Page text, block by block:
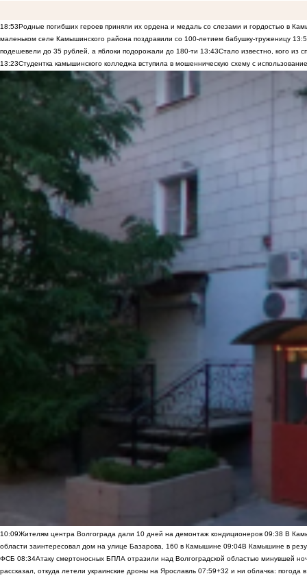
18:53Родные погибших героев приняли их ордена и медаль со слезами и гордостью в
маленьком селе Камышинского района поздравили со 100-летием бабушку-труженицу
подешевели до 35 рублей, а яблоки подорожали до 180-ти 13:43Стало известно, кого из
13:23Студентка камышинского колледжа вступила в мошенническую схему с
10:09Жителям центра Волгограда дали 10 дней на демонтаж кондиционеров 09:38 В
области заинтересовал дом на улице Базарова, 160 в Камышине 09:04В Камышине в
ФСБ 08:34Атаку смертоносных БПЛА отразили над Волгоградской областью минувшей
рассказал, откуда летели украинские дроны на Ярославль 07:59+32 и ни облачка: погода